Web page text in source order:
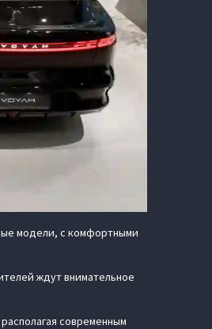
модели, с комфортными
ждут внимательное
современным